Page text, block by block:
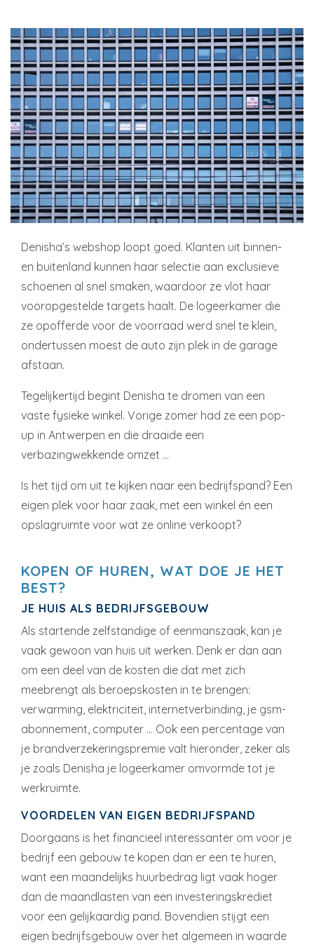
Denisha’s webshop loopt goed. Klanten uit binnen-
en buitenland kunnen haar selectie aan exclusieve
schoenen al snel smaken, waardoor ze vlot haar
vooropgestelde targets haalt. De logeerkamer die
ze opofferde voor de voorraad werd snel te klein,
ondertussen moest de auto zijn plek in de garage
afstaan.
Tegelijkertijd begint Denisha te dromen van een
vaste fysieke winkel. Vorige zomer had ze een pop-
up in Antwerpen en die draaide een
verbazingwekkende omzet …
Is het tijd om uit te kijken naar een bedrijfspand? Een
eigen plek voor haar zaak, met een winkel én een
opslagruimte voor wat ze online verkoopt?
KOPEN OF HUREN, WAT DOE JE HET
BEST?
JE HUIS ALS BEDRIJFSGEBOUW
Als startende zelfstandige of eenmanszaak, kan je
vaak gewoon van huis uit werken. Denk er dan aan
om een deel van de kosten die dat met zich
meebrengt als beroepskosten in te brengen:
verwarming, elektriciteit, internetverbinding, je gsm-
abonnement, computer … Ook een percentage van
je brandverzekeringspremie valt hieronder, zeker als
je zoals Denisha je logeerkamer omvormde tot je
werkruimte.
VOORDELEN VAN EIGEN BEDRIJFSPAND
Doorgaans is het financieel interessanter om voor je
bedrijf een gebouw te kopen dan er een te huren,
want een maandelijks huurbedrag ligt vaak hoger
dan de maandlasten van een investeringskrediet
voor een gelijkaardig pand. Bovendien stijgt een
eigen bedrijfsgebouw over het algemeen in waarde